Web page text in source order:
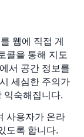
웹에 직접 게
콜을 통해 지도
서 공간 정보를
세심한 주의가
익숙해집니다.
사용자가 온라
도록 합니다.